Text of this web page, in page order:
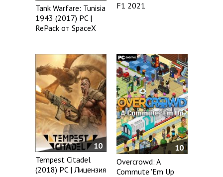
Tank Warfare: Tunisia
1943 (2017) PC |
RePack от SpaceX
F1 2021
10
Tempest Citadel
(2018) PC | Лицензия
10
Overcrowd: A
Commute 'Em Up